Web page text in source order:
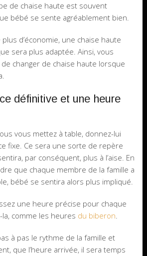
de chaise haute est souvent
bébé se sente agréablement bien.
d’économie, une chaise haute
sera plus adaptée. Ainsi, vous
de changer de chaise haute lorsque
définitive et une heure
vous mettez à table, donnez-lui
fixe. Ce sera une sorte de repère
par conséquent, plus à l’aise. En
que chaque membre de la famille a
bébé se sentira alors plus impliqué.
une heure précise pour chaque
comme les heures du biberon.
à pas le rythme de la famille et
que l’heure arrivée, il sera temps